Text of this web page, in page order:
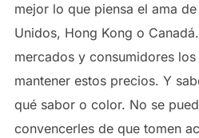
mejor lo que piensa el ama
Unidos, Hong Kong o
mercados y consumidores
mantener estos precios. Y
qué sabor o color. No se
convencerles de que tomen